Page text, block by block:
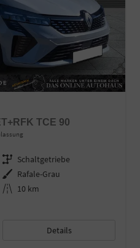
TCE 90
Getriebe Schaltgetriebe
Außenfarbe Rafale-Grau
Kilometerstand 10 km
Details